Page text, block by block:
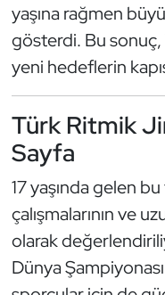
yaşına rağmen
gösterdi. Bu
yeni hedeflerin
Türk Ritmik
Sayfa
17 yaşında gelen
çalışmalarının ve
olarak
Dünya
Paralimpik
Ragbi
Su Topu
Sualtı Sporları
Tekvando
Tenis